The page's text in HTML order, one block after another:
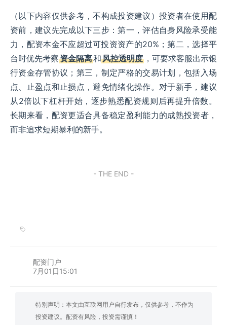
（以下内容仅供参考，不构成投资建议）投资者在使用配
资前，建议先完成以下三步：第一，评估自身风险承受能
力，配资本金不应超过可投资资产的20%；第二，选择平
台时优先考察资金隔离和风控透明度 ，可要求客服出示银
行资金存管协议；第三，制定严格的交易计划，包括入场
点、止盈点和止损点，避免情绪化操作。对于新手，建议
从2倍以下杠杆开始，逐步熟悉配资规则后再提升倍数。
长期来看，配资更适合具备稳定盈利能力的成熟投资者，
而非追求短期暴利的新手。
- THE END -
配资门户
7月01日15:01
特别声明：本文由互联网用户自行发布，仅供参考，不作为
投资建议。配资有风险，投资需谨慎！